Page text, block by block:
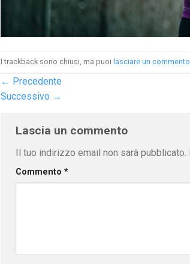
I trackback sono chiusi, ma puoi lasciare un commento
← Precedente
Successivo →
Lascia un commento
Il tuo indirizzo email non sarà pubblicato.
Commento *